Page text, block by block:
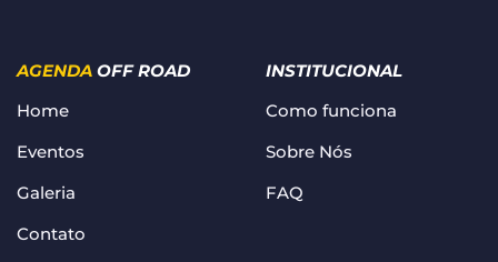
AGENDA OFF ROAD
Home
Eventos
Galeria
Contato
INSTITUCIONAL
Como funciona
Sobre Nós
FAQ